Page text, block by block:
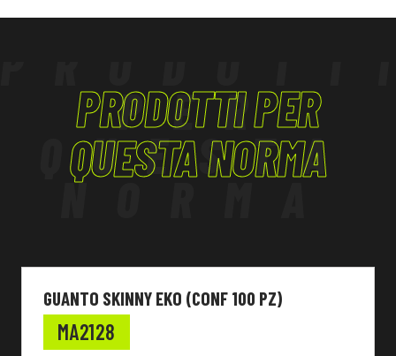
PRODOTTI PER
QUESTA NORMA
PER
QUESTA
NORMA
GUANTO SKINNY EKO (CONF 100 PZ)
MA2128